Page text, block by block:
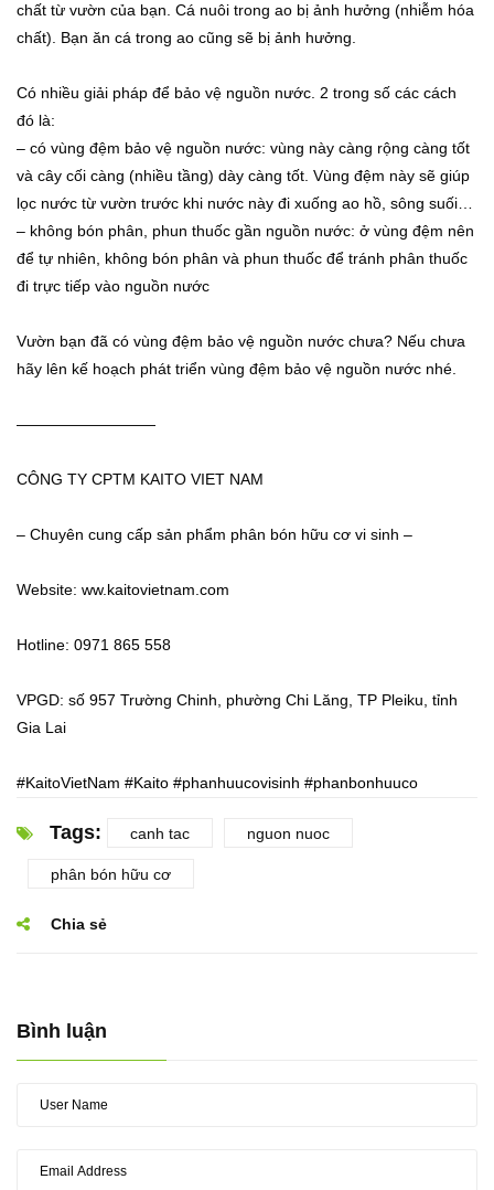
chất từ vườn của bạn. Cá nuôi trong ao bị ảnh hưởng (nhiễm hóa
chất). Bạn ăn cá trong ao cũng sẽ bị ảnh hưởng.
Có nhiều giải pháp để bảo vệ nguồn nước. 2 trong số các cách
đó là:
– có vùng đệm bảo vệ nguồn nước: vùng này càng rộng càng tốt
và cây cối càng (nhiều tầng) dày càng tốt. Vùng đệm này sẽ giúp
lọc nước từ vườn trước khi nước này đi xuống ao hồ, sông suối…
– không bón phân, phun thuốc gần nguồn nước: ở vùng đệm nên
để tự nhiên, không bón phân và phun thuốc để tránh phân thuốc
đi trực tiếp vào nguồn nước
Vườn bạn đã có vùng đệm bảo vệ nguồn nước chưa? Nếu chưa
hãy lên kế hoạch phát triển vùng đệm bảo vệ nguồn nước nhé.
—————————
CÔNG TY CPTM KAITO VIET NAM
– Chuyên cung cấp sản phẩm phân bón hữu cơ vi sinh –
Website: ww.kaitovietnam.com
Hotline: 0971 865 558
VPGD: số 957 Trường Chinh, phường Chi Lăng, TP Pleiku, tỉnh
Gia Lai
#KaitoVietNam #Kaito #phanhuucovisinh #phanbonhuuco
Tags: canh tac nguon nuoc
phân bón hữu cơ
Chia sẻ
Bình luận